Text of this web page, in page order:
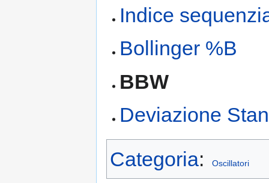
Indice
Bollinger %B
BBW
Deviazione
Categoria: Oscillatori